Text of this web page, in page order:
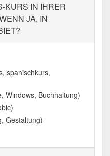
KURS IN IHRER
JA, IN
spanischkurs,
Windows, Buchhaltung)
Gestaltung)